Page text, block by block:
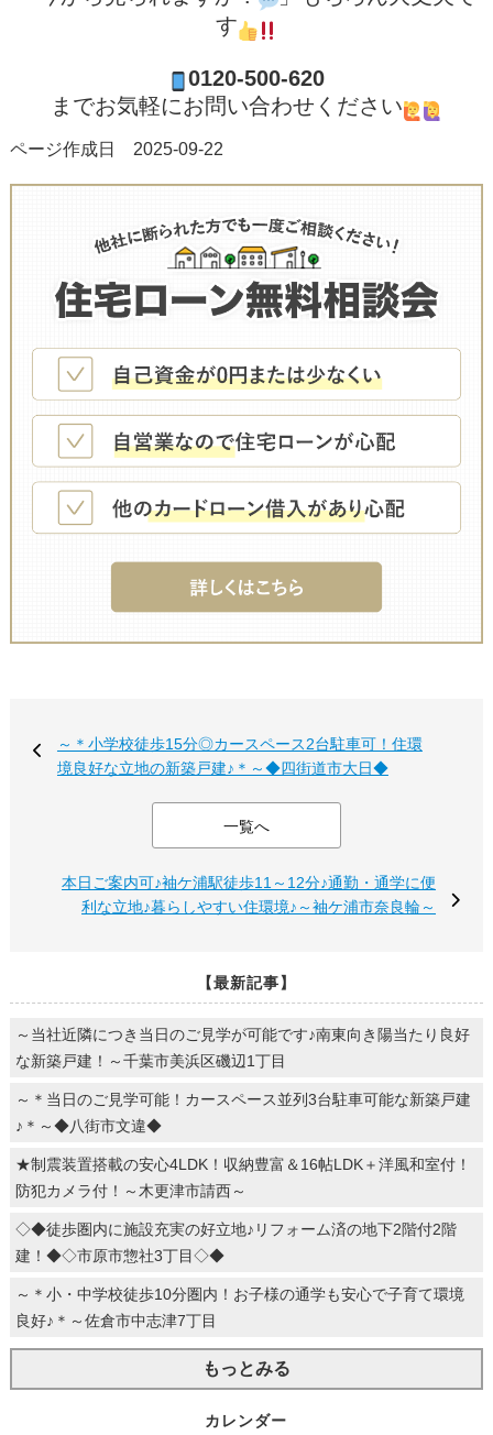
す
0120-500-620
までお気軽にお問い合わせください
ページ作成日 2025-09-22
～＊小学校徒歩15分◎カースペース2台駐車可！住環
境良好な立地の新築戸建♪＊～◆四街道市大日◆
一覧へ
本日ご案内可♪袖ケ浦駅徒歩11～12分♪通勤・通学に便
利な立地♪暮らしやすい住環境♪～袖ケ浦市奈良輪～
【最新記事】
～当社近隣につき当日のご見学が可能です♪南東向き陽当たり良好
な新築戸建！～千葉市美浜区磯辺1丁目
～＊当日のご見学可能！カースペース並列3台駐車可能な新築戸建
♪＊～◆八街市文違◆
★制震装置搭載の安心4LDK！収納豊富＆16帖LDK＋洋風和室付！
防犯カメラ付！～木更津市請西～
◇◆徒歩圏内に施設充実の好立地♪リフォーム済の地下2階付2階
建！◆◇市原市惣社3丁目◇◆
～＊小・中学校徒歩10分圏内！お子様の通学も安心で子育て環境
良好♪＊～佐倉市中志津7丁目
もっとみる
カレンダー